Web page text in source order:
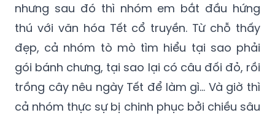
nhưng sau đó thì nhóm em bắt đầu hứng
thú với văn hóa Tết cổ truyền. Từ chỗ thấy
đẹp, cả nhóm tò mò tìm hiểu tại sao phải
gói bánh chưng, tại sao lại có câu đối đỏ, rồi
trồng cây nêu ngày Tết để làm gì... Và giờ thì
cả nhóm thực sự bị chinh phục bởi chiều sâu